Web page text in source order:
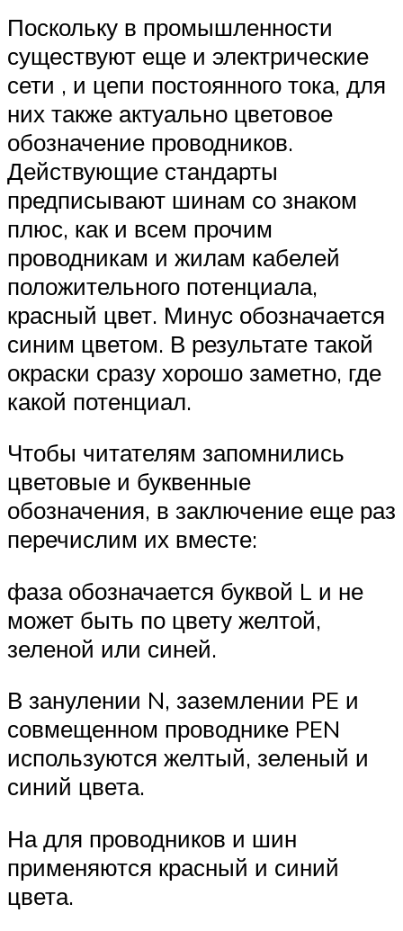
Поскольку в промышленности
существуют еще и электрические
сети , и цепи постоянного тока, для
них также актуально цветовое
обозначение проводников.
Действующие стандарты
предписывают шинам со знаком
плюс, как и всем прочим
проводникам и жилам кабелей
положительного потенциала,
красный цвет. Минус обозначается
синим цветом. В результате такой
окраски сразу хорошо заметно, где
какой потенциал.
Чтобы читателям запомнились
цветовые и буквенные
обозначения, в заключение еще раз
перечислим их вместе:
фаза обозначается буквой L и не
может быть по цвету желтой,
зеленой или синей.
В занулении N, заземлении PE и
совмещенном проводнике PEN
используются желтый, зеленый и
синий цвета.
На для проводников и шин
применяются красный и синий
цвета.